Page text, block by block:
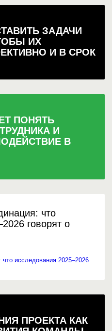
ЗАДАЧИ
ИХ
И В СРОК
ПОНЯТЬ
И
В
что
говорят о
ПРОЕКТА КАК